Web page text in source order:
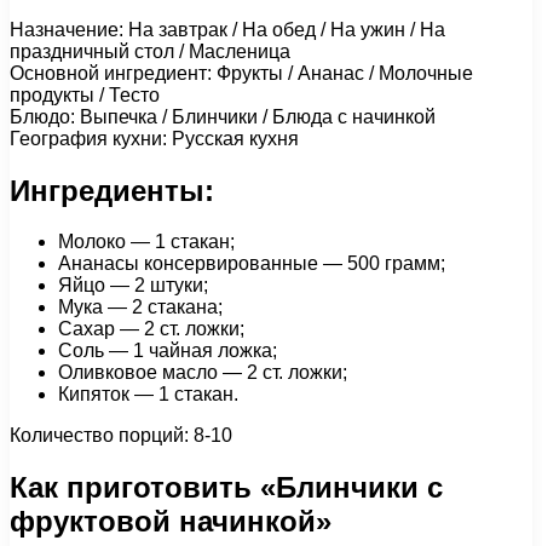
Назначение: На завтрак / На обед / На ужин / На
праздничный стол / Масленица
Основной ингредиент: Фрукты / Ананас / Молочные
продукты / Тесто
Блюдо: Выпечка / Блинчики / Блюда с начинкой
География кухни: Русская кухня
Ингредиенты:
Молоко — 1 стакан;
Ананасы консервированные — 500 грамм;
Яйцо — 2 штуки;
Мука — 2 стакана;
Сахар — 2 ст. ложки;
Соль — 1 чайная ложка;
Оливковое масло — 2 ст. ложки;
Кипяток — 1 стакан.
Количество порций: 8-10
Как приготовить «Блинчики с
фруктовой начинкой»